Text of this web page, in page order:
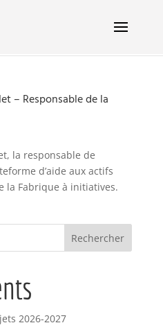
– Responsable de la
la responsable de
d’aide aux actifs
la Fabrique à initiatives.
2026-2027